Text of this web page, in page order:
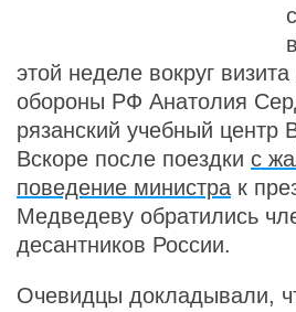
этой неделе вокруг
обороны РФ Анатолия
рязанский учебный
Вскоре после поездки с
поведение министра к
Медведеву обратились
десантников России.
Очевидцы докладывали,